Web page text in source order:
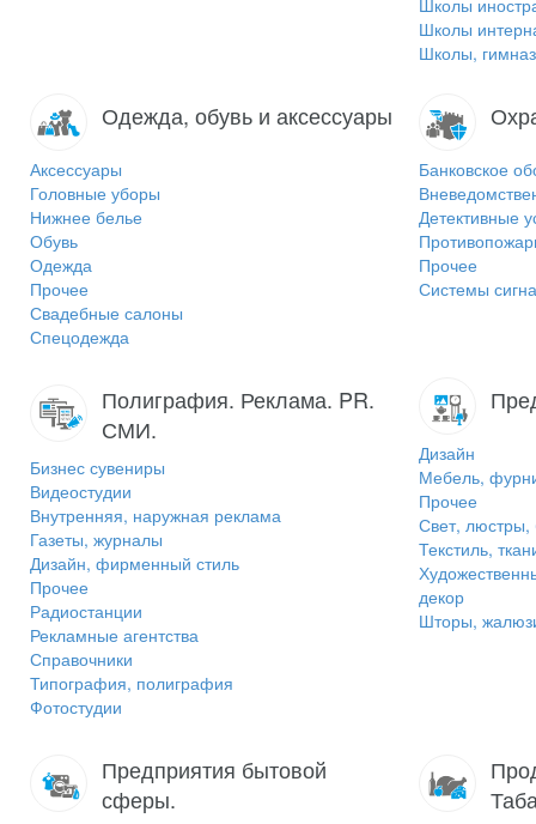
Школы
Школы
Школы,
Одежда, обувь и аксессуары
Аксессуары
Головные уборы
Нижнее белье
Обувь
Одежда
Прочее
Свадебные салоны
Спецодежда
Банковское
Детективные
Прочее
Системы
Полиграфия. Реклама. PR.
СМИ.
Бизнес сувениры
Видеостудии
Внутренняя, наружная реклама
Газеты, журналы
Дизайн, фирменный стиль
Прочее
Радиостанции
Рекламные агентства
Справочники
Типография, полиграфия
Фотостудии
Дизайн
Мебель,
Прочее
Свет, люстры,
Текстиль,
декор
Шторы,
Предприятия бытовой
сферы.